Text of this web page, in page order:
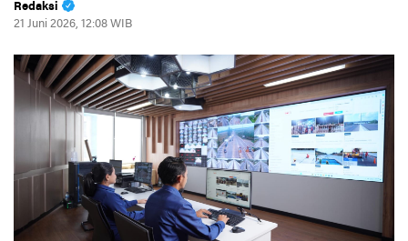
Redaksi
21 Juni 2026, 12:08 WIB